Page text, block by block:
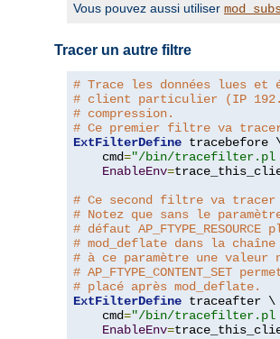
Vous pouvez aussi utiliser
Tracer un autre filtre
# Trace les données lues et
# client particulier (IP
# compression.
# Ce premier filtre va tracer
ExtFilterDefine tracebefore
    cmd
="/bin/tracefilter.pl /
EnableEnv=
# Ce second filtre va tracer
# Notez que sans le
# défaut
# mod_deflate dans la
# à ce paramètre une valeur
#
# placé après mod_deflate.
ExtFilterDefine traceafter \
    cmd
="/bin/tracefilter.pl
EnableEnv=